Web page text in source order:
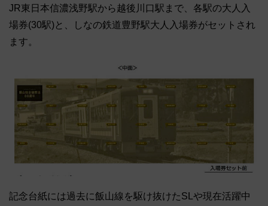
JR東日本信濃浅野駅から越後川口駅まで、各駅の大人入
場券(30駅)と、しなの鉄道豊野駅大人入場券がセットされ
ます。
記念台紙には過去に飯山線を駆け抜けたSLや現在活躍中